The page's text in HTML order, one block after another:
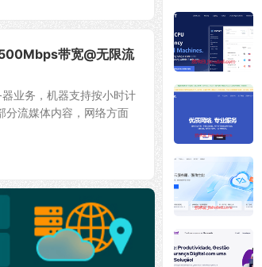
带宽@无限流
业务，机器支持按小时计
分流媒体内容，网络方面